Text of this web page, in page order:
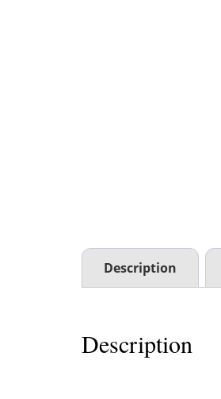
Description
Description